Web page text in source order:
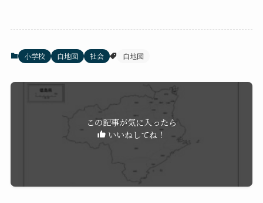
小学校 白地図 社会 白地図
この記事が気に入ったら
いいねしてね！